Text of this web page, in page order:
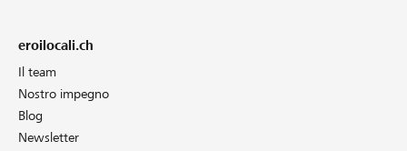
eroilocali.ch
Il team
Nostro impegno
Blog
Newsletter